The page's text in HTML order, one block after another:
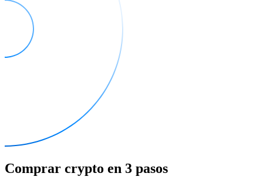
Comprar crypto en 3 pasos